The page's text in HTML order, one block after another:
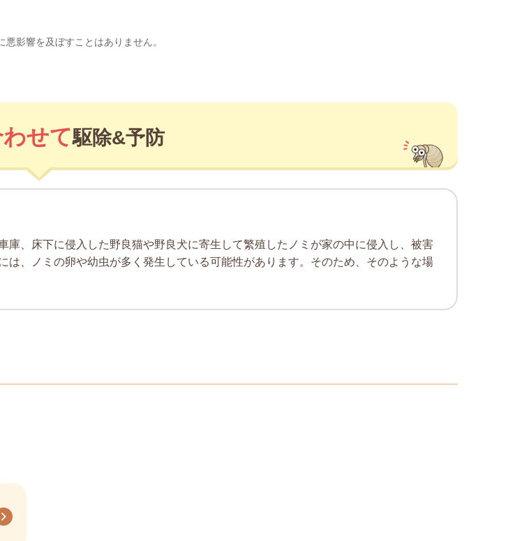
影響を及ぼすことはありません。
せて駆除&予防
、床下に侵入した野良猫や野良犬に寄生して繁殖したノミが家の中に侵入し、被害
、ノミの卵や幼虫が多く発生している可能性があります。そのため、そのような場